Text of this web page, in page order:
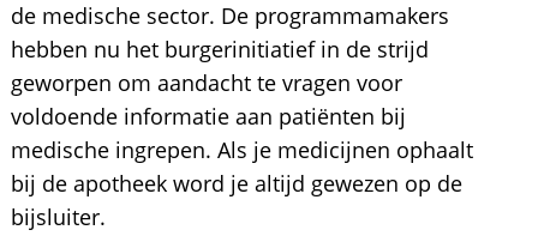
de medische sector. De programmamakers
hebben nu het burgerinitiatief in de strijd
geworpen om aandacht te vragen voor
voldoende informatie aan patiënten bij
medische ingrepen. Als je medicijnen ophaalt
bij de apotheek word je altijd gewezen op de
bijsluiter.